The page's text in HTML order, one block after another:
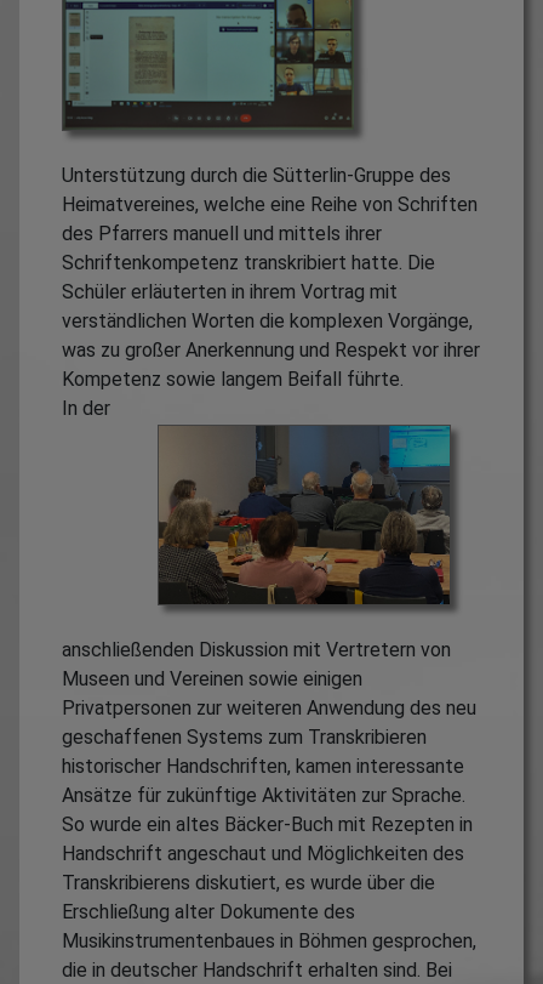
Unterstützung durch die Sütterlin-Gruppe des
Heimatvereines, welche eine Reihe von Schriften
des Pfarrers manuell und mittels ihrer
Schriftenkompetenz transkribiert hatte. Die
Schüler erläuterten in ihrem Vortrag mit
verständlichen Worten die komplexen Vorgänge,
was zu großer Anerkennung und Respekt vor ihrer
Kompetenz sowie langem Beifall führte.
In der
anschließenden Diskussion mit Vertretern von
Museen und Vereinen sowie einigen
Privatpersonen zur weiteren Anwendung des neu
geschaffenen Systems zum Transkribieren
historischer Handschriften, kamen interessante
Ansätze für zukünftige Aktivitäten zur Sprache.
So wurde ein altes Bäcker-Buch mit Rezepten in
Handschrift angeschaut und Möglichkeiten des
Transkribierens diskutiert, es wurde über die
Erschließung alter Dokumente des
Musikinstrumentenbaues in Böhmen gesprochen,
die in deutscher Handschrift erhalten sind. Bei